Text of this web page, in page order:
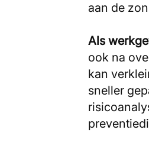
aan de
Als
ook na
kan
sneller